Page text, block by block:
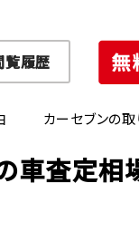
カーセブンの
覧履歴
車査定相